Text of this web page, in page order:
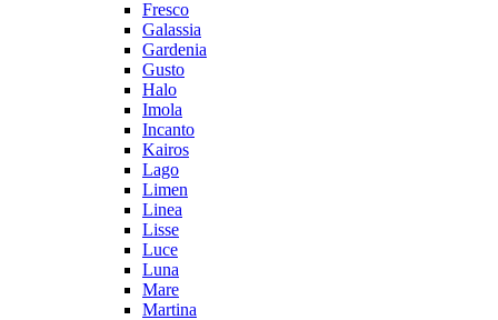
Fresco
Galassia
Gardenia
Gusto
Halo
Imola
Incanto
Kairos
Lago
Limen
Linea
Lisse
Luce
Luna
Mare
Martina